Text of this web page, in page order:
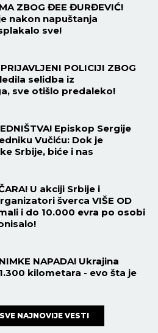
ZBOG ĐEE ĐURĐEVIĆ!
nakon napuštanja
sve!
POLICIJI ZBOG
selidba iz
sve otišlo predaleko!
Episkop Sergije
Vučiću: Dok je
Srbije, biće i nas
U akciji Srbije i
šverca VIŠE OD
i do 10.000 evra po osobi
NAPADA! Ukrajina
kilometara - evo šta je
NAJNOVIJE VESTI